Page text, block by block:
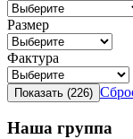
Размер
Фактура
Наша группа